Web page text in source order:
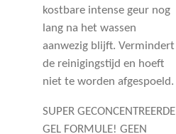
kostbare intense geur nog
lang na het wassen
aanwezig blijft. Vermindert
de reinigingstijd en hoeft
niet te worden afgespoeld.
SUPER GECONCENTREERDE
GEL FORMULE! GEEN